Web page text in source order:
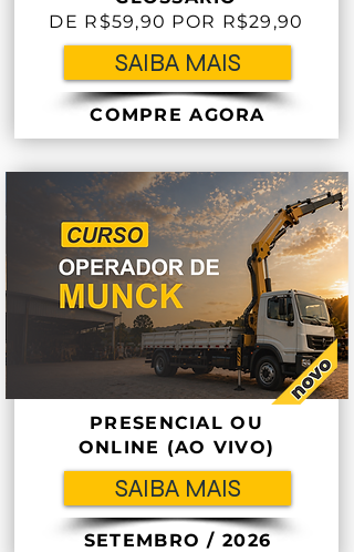
DE R$59,90 POR R$29,90
SAIBA MAIS
COMPRE AGORA
PRESENCIAL OU
ONLINE (AO VIVO)
SAIBA MAIS
SETEMBRO / 2026